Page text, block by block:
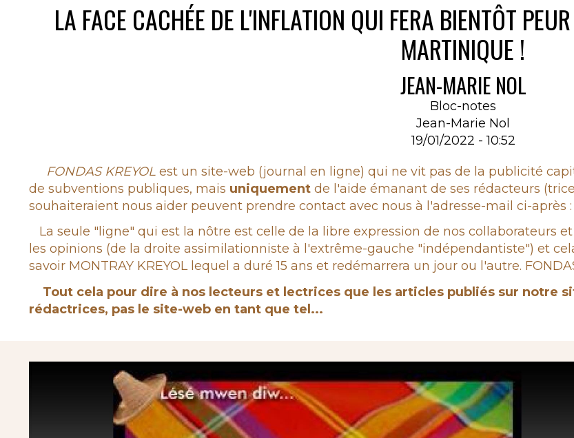
LA FACE CACHÉE DE L'INFLATION QUI FERA BIENTÔT
MARTINIQUE !
JEAN-MARIE NOL
Bloc-notes
Jean-Marie Nol
19/01/2022 - 10:52
Rubrique
FONDAS KREYOL est un site-web (journal en ligne) qui ne vit pas de la publicité
de subventions publiques, mais uniquement de l'aide émanant de ses rédacteurs
souhaiteraient nous aider peuvent prendre contact avec nous à l'adresse-mail ci-après :
La seule "ligne" qui est la nôtre est celle de la libre expression de nos collaborateurs
les opinions (de la droite assimilationniste à l'extrême-gauche "indépendantiste") et
savoir MONTRAY KREYOL lequel a duré 15 ans et redémarrera un jour ou l'autre.
Tout cela pour dire à nos lecteurs et lectrices que les articles publiés sur notre
rédactrices, pas le site-web en tant que tel...